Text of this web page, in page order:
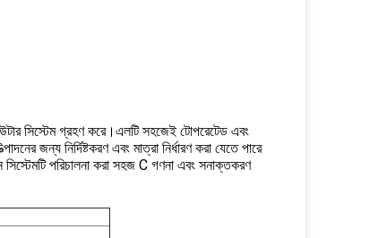
সিস্টেম গ্রহণ করে।এলটি সহজেই টোপরেটেড এবং
জন্য নির্দিষ্টকরণ এবং মাত্রা নির্ধারণ করা যেতে পারে
পরিচালনা করা সহজ C গণনা এবং সনাক্তকরণ